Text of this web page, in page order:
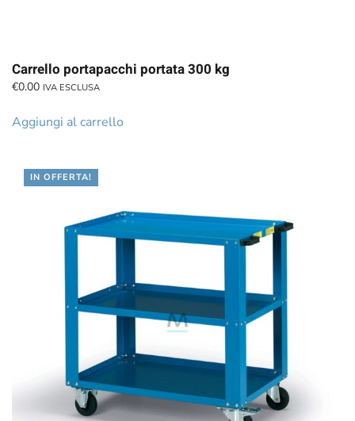
Carrello portapacchi portata 300 kg
€0.00 IVA ESCLUSA
Aggiungi al carrello
IN OFFERTA!